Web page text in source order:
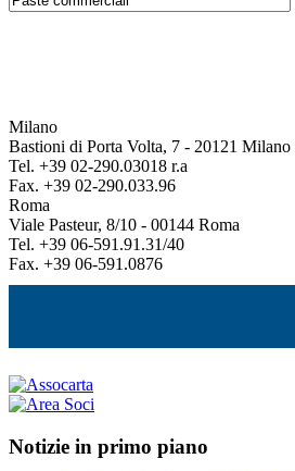
Milano
Bastioni di Porta Volta, 7 - 20121 Milano
Tel. +39 02-290.03018 r.a
Fax. +39 02-290.033.96
Roma
Viale Pasteur, 8/10 - 00144 Roma
Tel. +39 06-591.91.31/40
Fax. +39 06-591.0876
Notizie in primo piano